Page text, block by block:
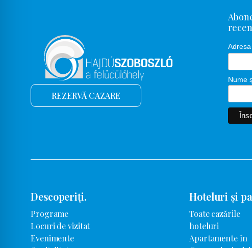
REZERVĂ CAZARE
Nume
Descoperiți.
Programe
Locuri de vizitat
Evenimente
Hoteluri și
Toate cazările
hoteluri
Apartamente în